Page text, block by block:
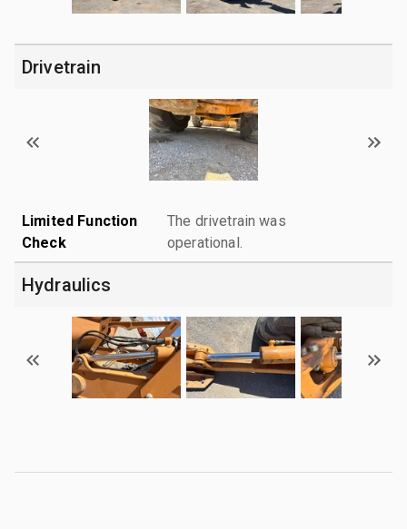
Drivetrain
Limited Function
Check
The drivetrain was
operational.
Hydraulics